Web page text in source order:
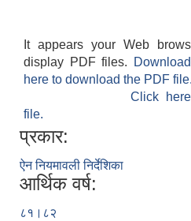
It appears your Web
display PDF files.
here to download the PDF file.
Click
file.
प्रकार:
ऐन नियमावली निर्देशिका
आर्थिक वर्ष:
८१।८२